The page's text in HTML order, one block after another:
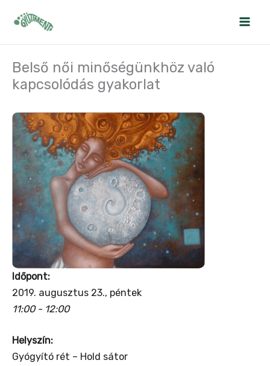
Belső női minőségünkhöz való
kapcsolódás gyakorlat
Időpont:
2019. augusztus 23., péntek
11:00 - 12:00
Helyszín:
Gyógyító rét – Hold sátor